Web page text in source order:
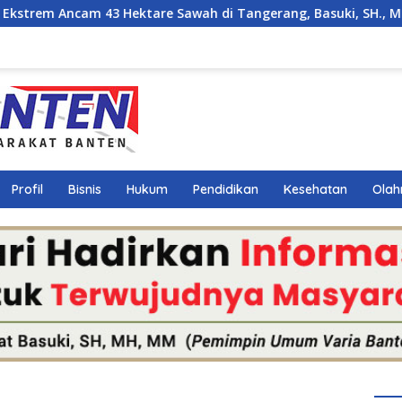
Hektare Sawah di Tangerang, Basuki, SH., MM., MH. Dorong
Profil Bisnis Hukum Pendidikan Kesehatan